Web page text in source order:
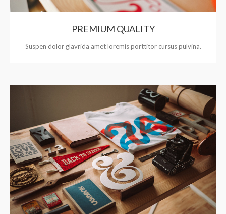
PREMIUM QUALITY
Suspen dolor glavrida amet loremis porttitor cursus pulvina.